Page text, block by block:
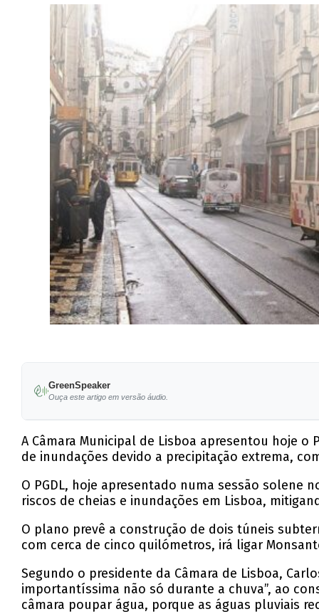
GreenSpeaker
Ouça este artigo em versão áudio.
A Câmara Municipal de Lisboa apresentou hoje o
de inundações devido a precipitação extrema,
O PGDL, hoje apresentado numa sessão solene
riscos de cheias e inundações em Lisboa,
O plano prevê a construção de dois túneis
com cerca de cinco quilómetros, irá ligar
Segundo o presidente da Câmara de Lisboa,
importantíssima não só durante a chuva”, ao
câmara poupar água, porque as águas pluviais